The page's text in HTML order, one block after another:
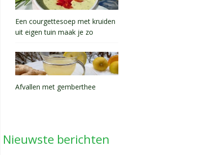
Een courgettesoep met kruiden
uit eigen tuin maak je zo
Afvallen met gemberthee
Nieuwste berichten